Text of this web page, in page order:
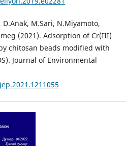
M.Sari, N.Miyamoto,
(2021). Adsorption of Cr(III)
chitosan beads modified with
Journal of Environmental